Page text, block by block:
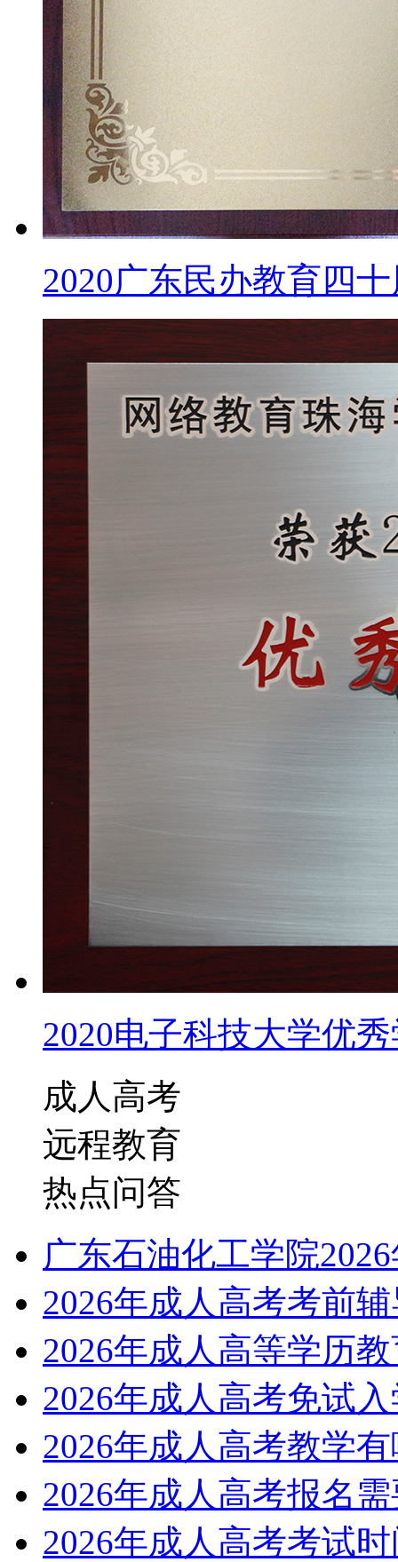
2020广东民办教育四
2020电子科技大学优
成人高考
远程教育
热点问答
广东石油化工学院
2026年成人高考考前
2026年成人高等学历
2026年成人高考免试
2026年成人高考教学
2026年成人高考报名
2026年成人高考考试